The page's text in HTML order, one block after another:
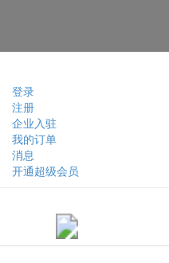
登录
注册
企业入驻
我的订单
消息
开通超级会员